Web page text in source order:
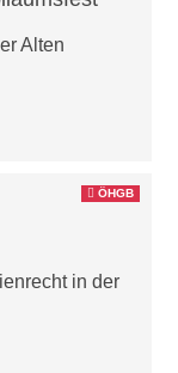
Alten
ÖHGB
in der